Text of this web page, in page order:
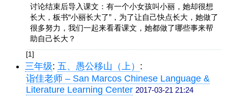
讨论结束后导入课文：有一个小女孩叫小丽，她却很想
长大，板书“小丽长大了”，为了让自己快点长大，她做了
很多努力，我们一起来看看课文，她都做了哪些事来帮
助自己长大？
[1]
三年级: 五、愚公移山（上） :
诣佳老师 – San Marcos Chinese Language &
Literature Learning Center 2017-03-21 21:24